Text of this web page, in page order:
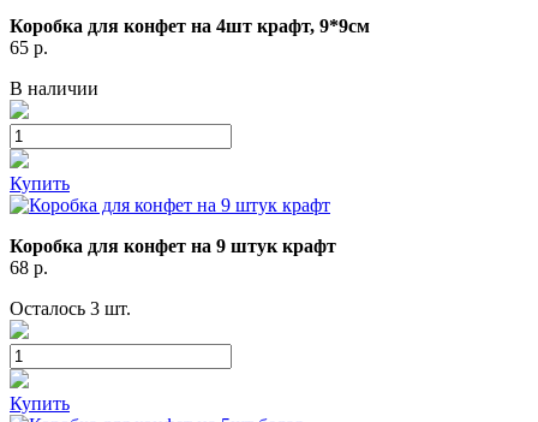
Коробка для конфет на 4шт крафт, 9*9см
65 р.
В наличии
Купить
Коробка для конфет на 9 штук крафт
68 р.
Осталось 3 шт.
Купить